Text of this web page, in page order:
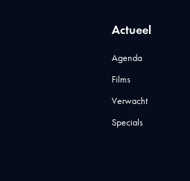
Actueel
Agenda
Films
Verwacht
Specials